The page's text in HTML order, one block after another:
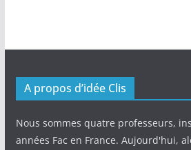
A propos d’idée Clis
Nous sommes quatre professeurs,
années Fac en France. Aujourd'hui,